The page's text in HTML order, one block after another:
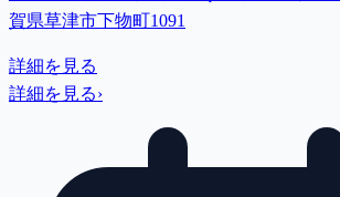
賀県草津市下物町1091
詳細を見る
詳細を見る›